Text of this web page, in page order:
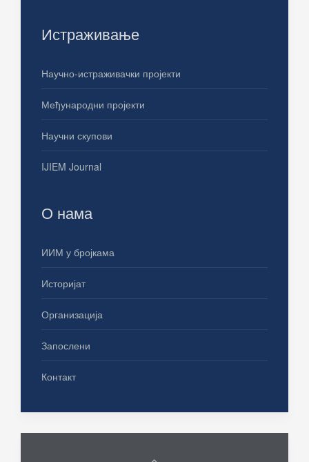
Истраживање
Научно-истраживачки пројекти
Међународни пројекти
Научни скупови
IJIEM Journal
О нама
ИИМ у бројкама
Историјат
Организација
Запослени
Контакт